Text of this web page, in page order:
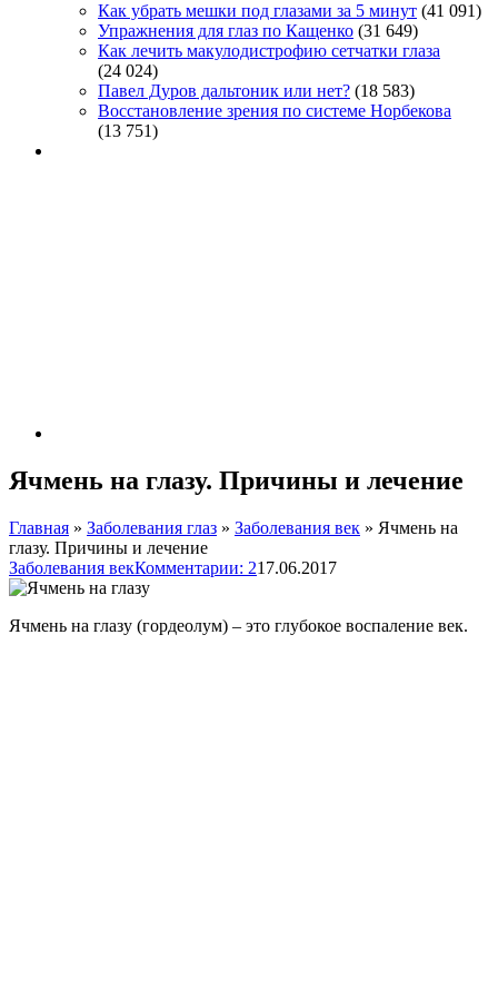
Как убрать мешки под глазами за 5 минут (41 091)
Упражнения для глаз по Кащенко (31 649)
Как лечить макулодистрофию сетчатки глаза
(24 024)
Павел Дуров дальтоник или нет? (18 583)
Восстановление зрения по системе Норбекова
(13 751)
Ячмень на глазу. Причины и лечение
Главная » Заболевания глаз » Заболевания век » Ячмень на
глазу. Причины и лечение
Заболевания векКомментарии: 217.06.2017
Ячмень на глазу (гордеолум) – это глубокое воспаление век.